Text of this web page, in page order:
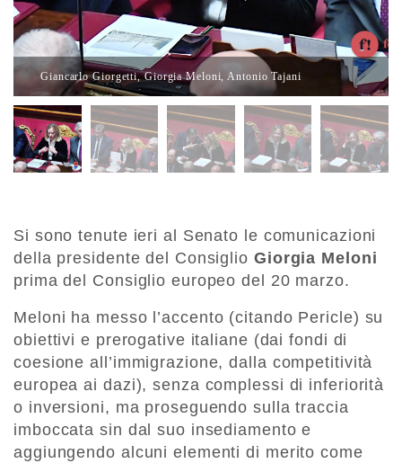
Giancarlo Giorgetti, Giorgia Meloni, Antonio Tajani
Si sono tenute ieri al Senato le comunicazioni
della presidente del Consiglio Giorgia Meloni
prima del Consiglio europeo del 20 marzo.
Meloni ha messo l’accento (citando Pericle) su
obiettivi e prerogative italiane (dai fondi di
coesione all’immigrazione, dalla competitività
europea ai dazi), senza complessi di inferiorità
o inversioni, ma proseguendo sulla traccia
imboccata sin dal suo insediamento e
aggiungendo alcuni elementi di merito come